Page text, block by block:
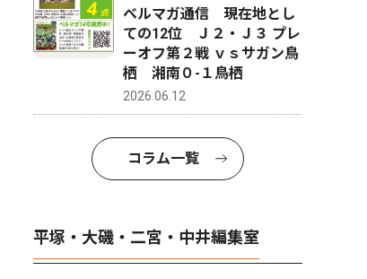
ベルマガ通信 現在地とし
ての12位 Ｊ２・Ｊ３ プレ
ーオフ第２戦 ｖｓサガン鳥
栖 湘南０-１鳥栖
2026.06.12
コラム一覧
平塚・大磯・二宮・中井編集室